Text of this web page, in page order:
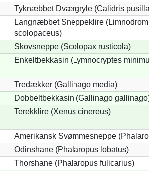
Tyknæbbet Dværgryle (Calidris
Langnæbbet Sneppeklire
scolopaceus)
Skovsneppe (Scolopax rusticola)
Enkeltbekkasin (Lymnocryptes
Tredækker (Gallinago media)
Dobbeltbekkasin (Gallinago
Terekklire (Xenus cinereus)
Amerikansk Svømmesneppe
Odinshane (Phalaropus lobatus)
Thorshane (Phalaropus fulicarius)